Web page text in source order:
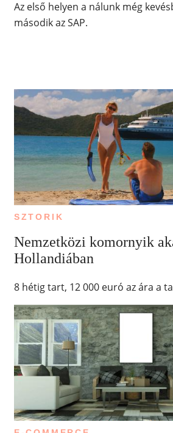
Az első helyen a nálunk még
második az SAP.
SZTORIK
Nemzetközi komornyik
Hollandiában
8 hétig tart, 12 000 euró az ára a